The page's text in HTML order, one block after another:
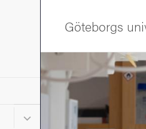
Undermeny för Studera
Göteborgs
Bild